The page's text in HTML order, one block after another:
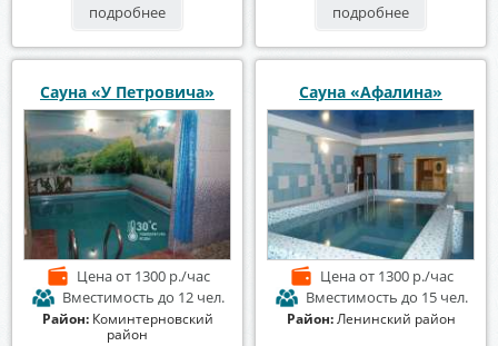
подробнее подробнее
Сауна «У Петровича»
Ценаот 1300 р./час
Вместимость до 12 чел.
Район: Коминтерновский
район
Сауна «Афалина»
Ценаот 1300 р./час
Вместимость до 15 чел.
Район:Ленинский район